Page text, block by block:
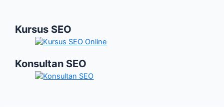
Facebook
Kursus SEO
Konsultan SEO